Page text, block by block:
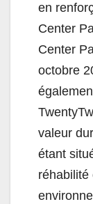
en
Center
Center
octobre
valeur
étant
réhabilité